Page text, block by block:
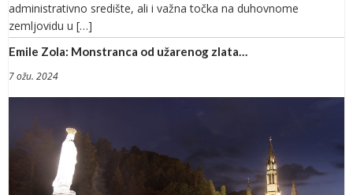
administrativno središte, ali i važna točka na duhovnome
zemljovidu u […]
Emile Zola: Monstranca od užarenog zlata…
7 ožu. 2024